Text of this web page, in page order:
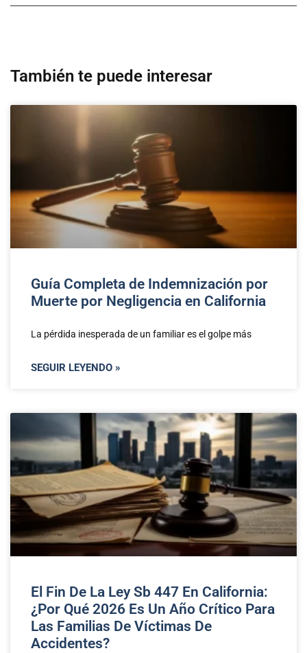
También te puede interesar
Guía Completa de Indemnización por
Muerte por Negligencia en California
La pérdida inesperada de un familiar es el golpe más
SEGUIR LEYENDO »
El Fin De La Ley Sb 447 En California:
¿Por Qué 2026 Es Un Año Crítico Para
Las Familias De Víctimas De
Accidentes?